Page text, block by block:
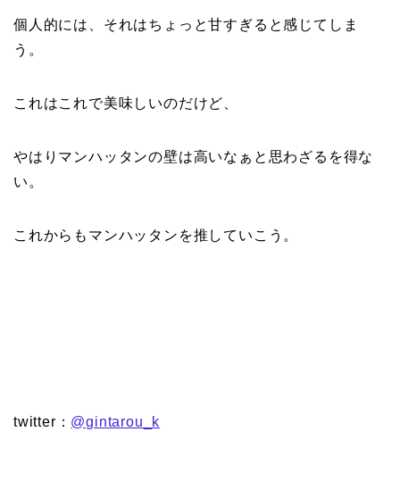
個人的には、それはちょっと甘すぎると感じてしま
う。
これはこれで美味しいのだけど、
やはりマンハッタンの壁は高いなぁと思わざるを得な
い。
これからもマンハッタンを推していこう。
twitter： @gintarou_k